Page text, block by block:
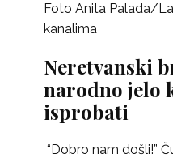
Foto Anita Palada/
kanalima
Neretvanski
narodno jelo
isprobati
“Dobro nam došli!”